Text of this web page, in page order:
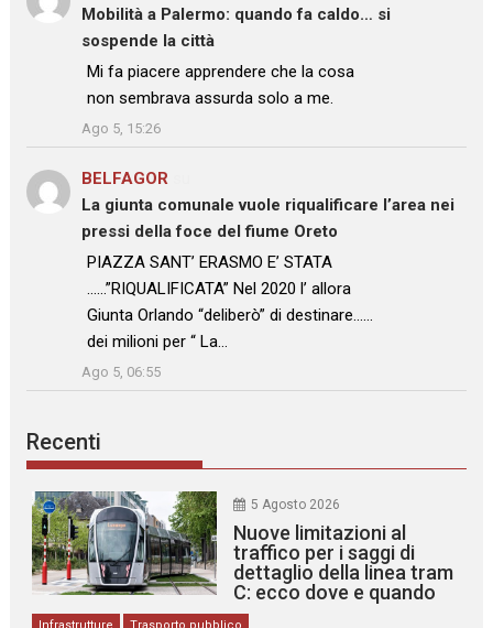
Mobilità a Palermo: quando fa caldo… si
sospende la città
: “Mi fa piacere apprendere che la cosa
non sembrava assurda solo a me.
”
Ago 5, 15:26
BELFAGOR
La giunta comunale vuole riqualificare l’area nei
pressi della foce del fiume Oreto
: “
PIAZZA SANT’ ERASMO E’ STATA
……”RIQUALIFICATA” Nel 2020 l’ allora
Giunta Orlando “deliberò” di destinare……
dei milioni per “ La…
”
Ago 5, 06:55
Recenti
5 Agosto 2026
Nuove limitazioni al
traffico per i saggi di
dettaglio della linea tram
C: ecco dove e quando